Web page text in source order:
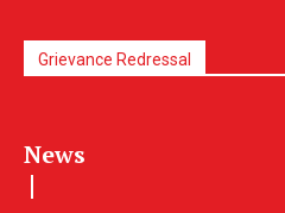
Grievance Redressal
News